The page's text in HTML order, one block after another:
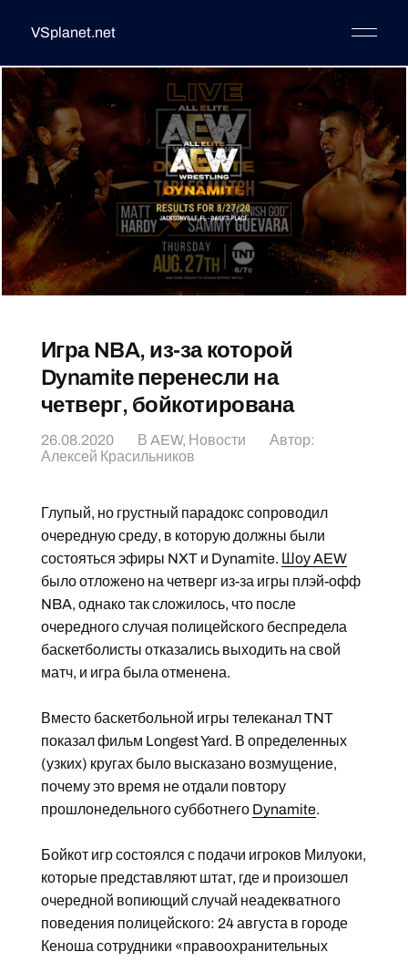
VSplanet.net
Игра NBA, из-за которой
Dynamite перенесли на
четверг, бойкотирована
26.08.2020 В AEW, Новости
Автор:
Алексей Красильников
Глупый, но грустный парадокс сопроводил
очередную среду, в которую должны были
состояться эфиры NXT и Dynamite. Шоу AEW
было отложено на четверг из-за игры плэй-офф
NBA, однако так сложилось, что после
очередного случая полицейского беспредела
баскетболисты отказались выходить на свой
матч, и игра была отменена.
Вместо баскетбольной игры телеканал TNT
показал фильм Longest Yard. В определенных
(узких) кругах было высказано возмущение,
почему это время не отдали повтору
прошлонедельного субботнего Dynamite.
Бойкот игр состоялся с подачи игроков Милуоки,
которые представляют штат, где и произошел
очередной вопиющий случай неадекватного
поведения полицейского: 24 августа в городе
Кеноша сотрудники «правоохранительных